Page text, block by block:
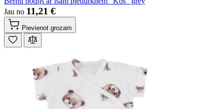
Jau no 11,21 €
Pievienot grozam